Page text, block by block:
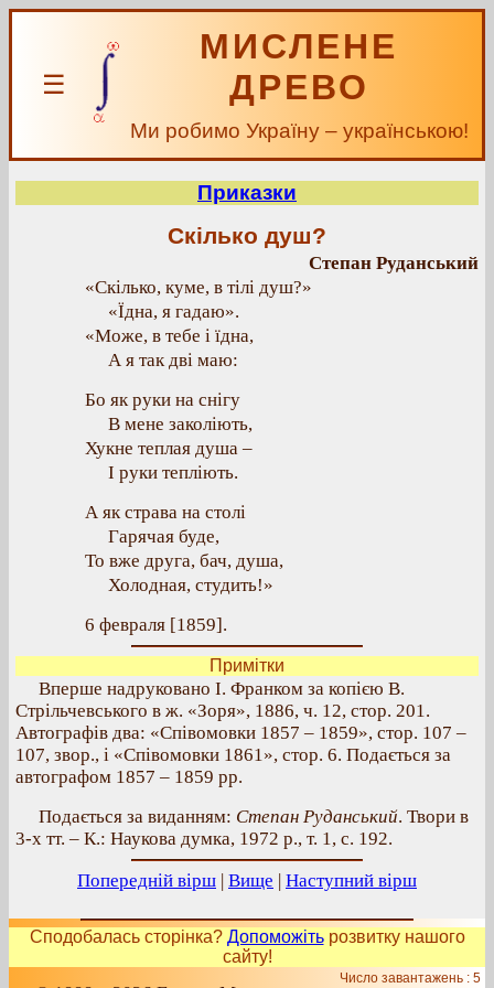
☰
МИСЛЕНЕ
ДРЕВО
Ми робимо Україну – українською!
Приказки
Скілько душ?
Степан Руданський
«Скілько, куме, в тілі душ?»
«Їдна, я гадаю».
«Може, в тебе і їдна,
А я так дві маю:
Бо як руки на снігу
В мене заколіють,
Хукне теплая душа –
І руки тепліють.
А як страва на столі
Гарячая буде,
То вже друга, бач, душа,
Холодная, студить!»
6 февраля [1859].
Примітки
Вперше надруковано І. Франком за копією В.
Стрільчевського в ж. «Зоря», 1886, ч. 12, стор. 201.
Автографів два: «Співомовки 1857 – 1859», стор. 107 –
107, звор., і «Співомовки 1861», стор. 6. Подається за
автографом 1857 – 1859 рр.
Подається за виданням: Степан Руданський. Твори в
3-х тт. – К.: Наукова думка, 1972 р., т. 1, с. 192.
Попередній вірш | Вище | Наступний вірш
Сподобалась сторінка? Допоможітьрозвитку нашого
сайту!
Число завантажень : 5